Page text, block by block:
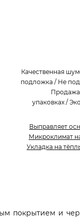
Качественная
подложка / Не
Продажа
упаковках /
Выправляет
Микроклимат
Укладка на
покрытием и